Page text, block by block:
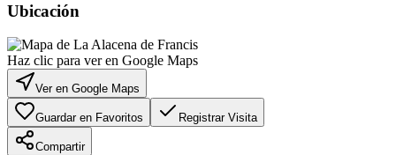
Ubicación
Haz clic para ver en Google Maps
Ver en Google Maps
Guardar en Favoritos Registrar Visita
Compartir